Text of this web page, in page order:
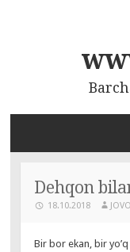
СОДЕРЖАНИЮ
Dehqon
18.10.2018
Bir bor ekan, bir